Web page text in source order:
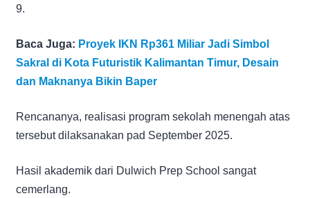
9.
Baca Juga: Proyek IKN Rp361 Miliar Jadi Simbol
Sakral di Kota Futuristik Kalimantan Timur, Desain
dan Maknanya Bikin Baper
Rencananya, realisasi program sekolah menengah atas
tersebut dilaksanakan pad September 2025.
Hasil akademik dari Dulwich Prep School sangat
cemerlang.